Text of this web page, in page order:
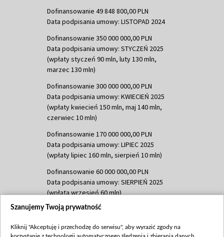
Dofinansowanie 49 848 800,00 PLN
Data podpisania umowy: LISTOPAD 2024
Dofinansowanie 350 000 000,00 PLN
Data podpisania umowy: STYCZEŃ 2025
(wpłaty styczeń 90 mln, luty 130 mln,
marzec 130 mln)
Dofinansowanie 300 000 000,00 PLN
Data podpisania umowy: KWIECIEŃ 2025
(wpłaty kwiecień 150 mln, maj 140 mln,
czerwiec 10 mln)
Dofinansowanie 170 000 000,00 PLN
Data podpisania umowy: LIPIEC 2025
(wpłaty lipiec 160 mln, sierpień 10 mln)
Dofinansowanie 60 000 000,00 PLN
Data podpisania umowy: SIERPIEŃ 2025
(wpłata wrzesień 60 mln)
Dofinansowanie 635 783 051,21 PLN
(wpłata wrzesień 100 mln, październik 350
Szanujemy Twoją prywatność
Kliknij "Akceptuję i przechodzę do serwisu", aby wyrazić zgody na